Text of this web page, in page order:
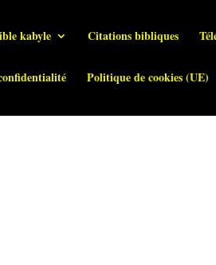
kabyle Citations bibliques
Politique de cookies (UE)